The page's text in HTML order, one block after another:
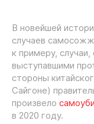
В новейшей
случаев
к примеру,
выступавшими
стороны
Сайгоне)
произвело
в 2020 году.